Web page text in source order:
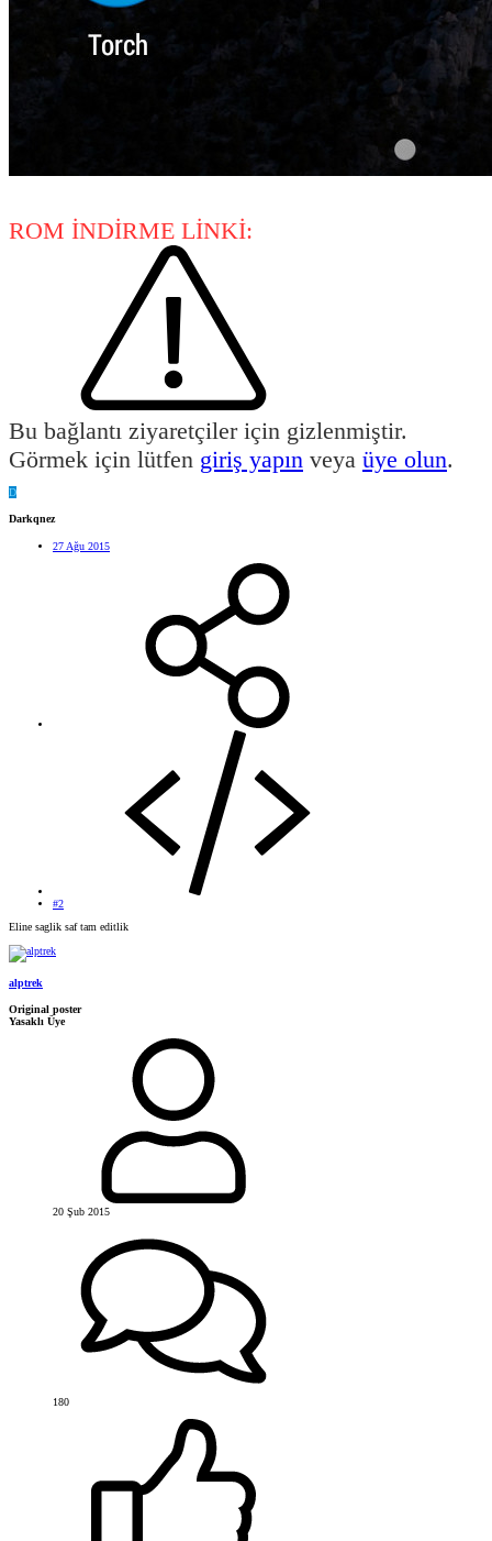
ROM İNDİRME LİNKİ:
Bu bağlantı ziyaretçiler için gizlenmiştir.
Görmek için lütfen giriş yapın veya üye olun.
D
Darkqnez
27 Ağu 2015
#2
Eline saglik saf tam editlik
alptrek
Original poster
Yasaklı Üye
20 Şub 2015
180